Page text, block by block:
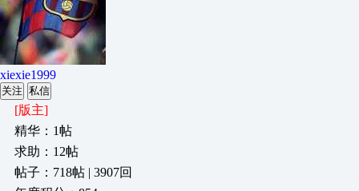
xiexie1999
关注 私信
[版主]
精华：1帖
求助：12帖
帖子：718帖 | 3907回